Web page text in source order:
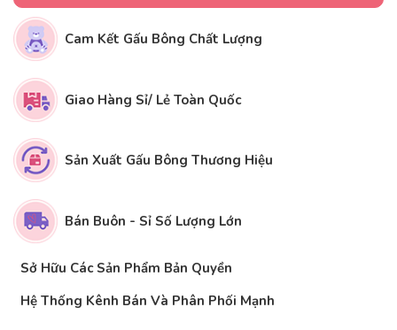
Cam Kết Gấu Bông Chất Lượng
Giao Hàng Sỉ/ Lẻ Toàn Quốc
Sản Xuất Gấu Bông Thương Hiệu
Bán Buôn - Sỉ Số Lượng Lớn
Sở Hữu Các Sản Phẩm Bản Quyền
Hệ Thống Kênh Bán Và Phân Phối Mạnh